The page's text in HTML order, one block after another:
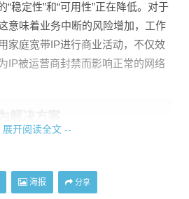
稳定性”和“可用性”正在降低。对于
意味着业务中断的风险增加，工作
家庭宽带IP进行商业活动，不仅效
IP被运营商封禁而影响正常的网络
原理是充当一个“中转站”。你的请
再由代理服务器使用它的IP地址去
展开阅读全文 --
海报 分享